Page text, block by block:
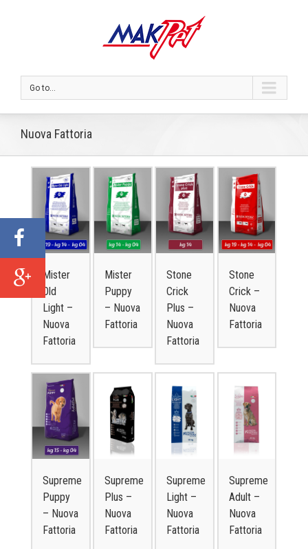
Go to...
Nuova Fattoria
Mister
Old
Light –
Nuova
Fattoria
Mister
Puppy
– Nuova
Fattoria
Stone
Crick
Plus –
Nuova
Fattoria
Stone
Crick –
Nuova
Fattoria
Supreme
Puppy
– Nuova
Fattoria
Supreme
Plus –
Nuova
Fattoria
Supreme
Light –
Nuova
Fattoria
Supreme
Adult –
Nuova
Fattoria